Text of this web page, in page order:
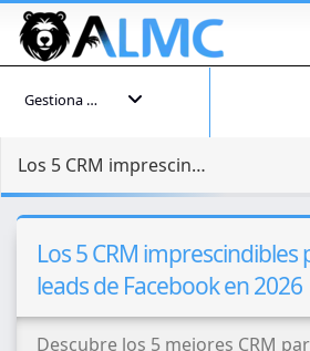
Gestiona tu cuenta
Los 5 CRM imprescindibles para convertir leads de Facebook en 2026
Los 5 CRM
leads de Facebook en 2026
Descubre los 5 mejores CRM